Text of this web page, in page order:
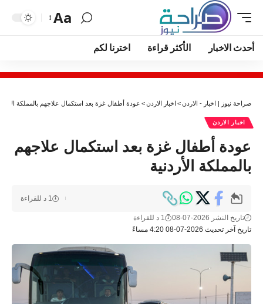
Aa
أحدث الاخبار الأكثر قراءة اخترنا لكم
صراحة نيوز | اخبار - الاردن> اخبار الاردن> عودة أطفال غزة بعد استكمال علاجهم بالمملكة
اخبار الاردن
عودة أطفال غزة بعد استكمال علاجهم
بالمملكة الأردنية
تاريخ آخر تحديث 2026-07-08 4:20 مساءً
تاريخ النشر 2026-07-08 1 د للقراءة
1 د للقراءة